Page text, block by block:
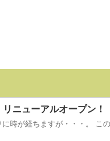
リニューアルオープン！
時が経ちますが・・・。 こ